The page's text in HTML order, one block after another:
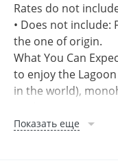
Rates do not
• Does not
the one of origin.
What You Can
to enjoy the
in the world),
specially created to
Показать еще